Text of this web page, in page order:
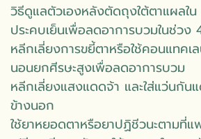
วิธีดูแลตัวเองหลังตัดถุงใต้ตาแผลใน
ประคบเย็นเพื่อลดอาการบวมในช่วง
หลีกเลี่ยงการขยี้ตาหรือใช้คอนแทคเ
นอนยกศีรษะสูงเพื่อลดอาการบวม
หลีกเลี่ยงแสงแดดจ้า และใส่แว่นกัน
ข้างนอก
ใช้ยาหยอดตาหรือยาปฏิชีวนะตามที่แ